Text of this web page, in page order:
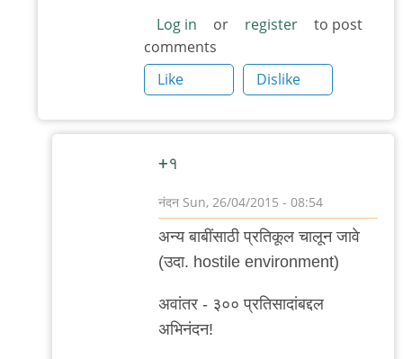
ला
कारे
म्हणणारा
हा
अर्थ
बॅटमॅन
Log in or register
to post
comments
Like
Dislike
+१
नंदन Sun, 26/04/2015 - 08:54
In
to
hostile
शब्दात
अन्य बाबींसाठी प्रतिकूल चालून जावे
(उदा. hostile environment)
अवांतर - ३०० प्रतिसादांबद्दल
अभिनंदन!